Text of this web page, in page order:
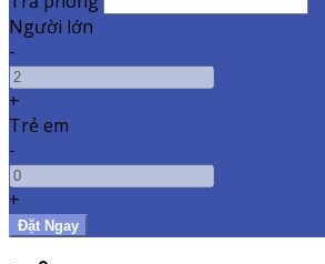
Người lớn
-
+
Trẻ em
-
+